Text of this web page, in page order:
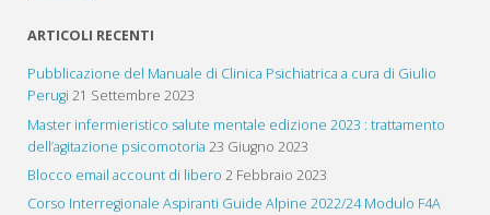
ARTICOLI RECENTI
Pubblicazione del Manuale di Clinica Psichiatrica a cura di Giulio
Perugi 21 Settembre 2023
Master infermieristico salute mentale edizione 2023 : trattamento
dell’agitazione psicomotoria 23 Giugno 2023
Blocco email account di libero 2 Febbraio 2023
Corso Interregionale Aspiranti Guide Alpine 2022/24 Modulo F4A